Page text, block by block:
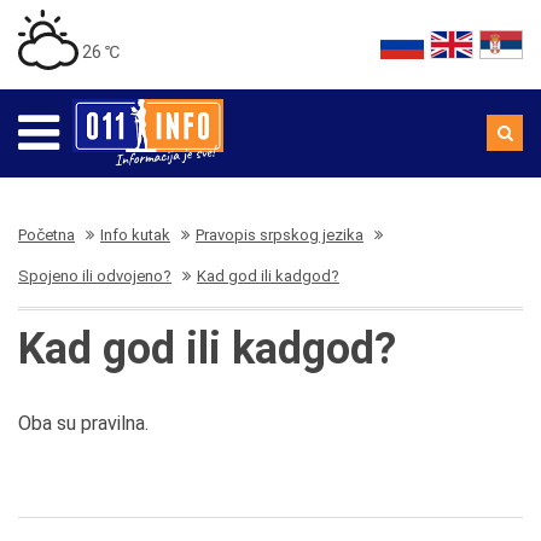
26 ℃
Početna Info kutak Pravopis srpskog jezika
Spojeno ili odvojeno? Kad god ili kadgod?
Kad god ili kadgod?
Oba su pravilna.